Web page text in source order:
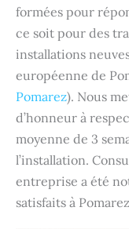
formées pour
ce soit pour des
installations
européenne de
Pomarez). Nous
d’honneur à
moyenne de 3
l’installation.
entreprise a été
satisfaits à Pomarez